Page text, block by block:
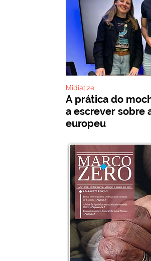
A prática do
a escrever sobre
europeu
Midiatize